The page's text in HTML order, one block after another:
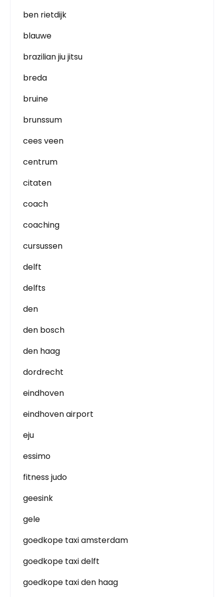
ben rietdijk
blauwe
brazilian jiu jitsu
breda
bruine
brunssum
cees veen
centrum
citaten
coach
coaching
cursussen
delft
delfts
den
den bosch
den haag
dordrecht
eindhoven
eindhoven airport
eju
essimo
fitness judo
geesink
gele
goedkope taxi amsterdam
goedkope taxi delft
goedkope taxi den haag